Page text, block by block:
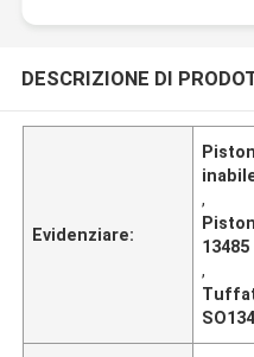
DESCRIZIONE DI
Evidenziare:
,
13485
,